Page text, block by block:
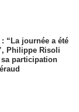
“La journée a été
Philippe Risoli
sa participation